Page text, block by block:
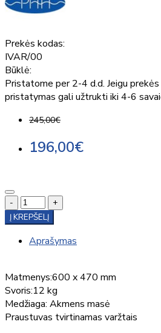
Prekės kodas:
IVAR/00
Būklė:
Pristatome per 2-4 d.d. Jeigu
pristatymas gali užtrukti iki 4-6
245,00€
196,00€
-
+
Į KREPŠELĮ
Aprašymas
Matmenys:600 x 470 mm
Svoris:12 kg
Medžiaga: Akmens masė
Praustuvas tvirtinamas varžtais